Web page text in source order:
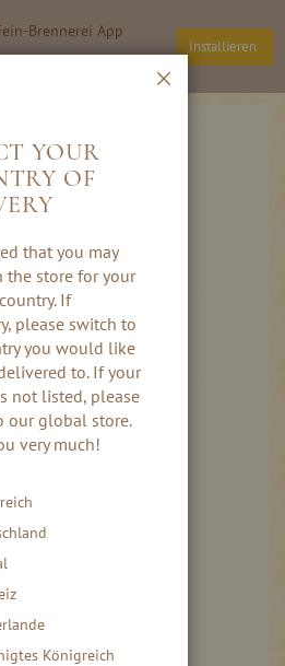
Brennerei App
Installieren
Suche
YOUR
OF
that you may
the store for your
If
please switch to
you would like
to. If your
not listed, please
our global store.
very much!
Königreich